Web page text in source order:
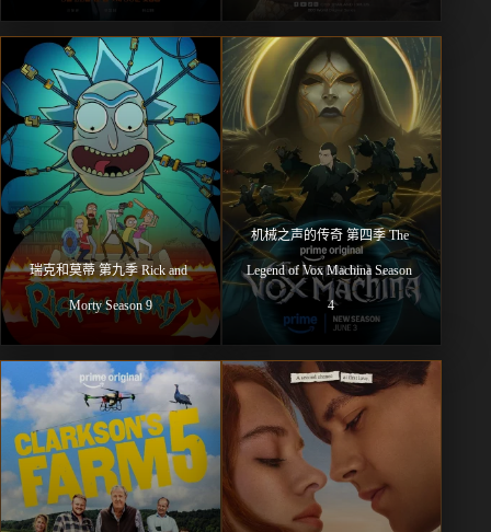
瑞克和莫蒂 第九季 Rick and
Morty Season 9
机械之声的传奇 第四季 The
Legend of Vox Machina Season
4